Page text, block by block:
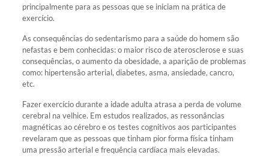
principalmente para as pessoas que se iniciam na prática de
exercício.
As consequências do sedentarismo para a saúde do homem são
nefastas e bem conhecidas: o maior risco de aterosclerose e suas
consequências, o aumento da obesidade, a aparição de problemas
como: hipertensão arterial, diabetes, asma, ansiedade, cancro,
etc.
Fazer exercício durante a idade adulta atrasa a perda de volume
cerebral na velhice. Em estudos realizados, as ressonâncias
magnéticas ao cérebro e os testes cognitivos aos participantes
revelaram que as pessoas que tinham pior forma física tinham
uma pressão arterial e frequência cardíaca mais elevadas.